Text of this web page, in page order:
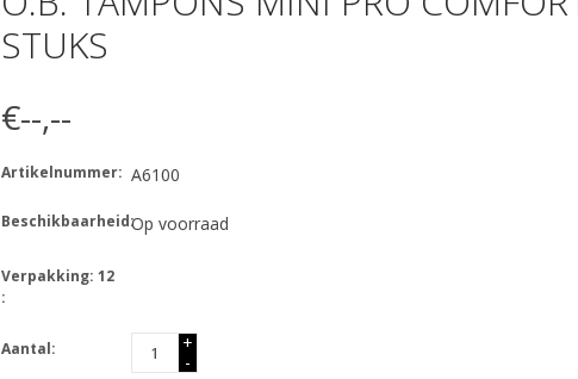
STUKS
€--,--
Artikelnummer: A6100
Beschikbaarheid:Op voorraad
Verpakking: 12
:
Aantal:
+
-